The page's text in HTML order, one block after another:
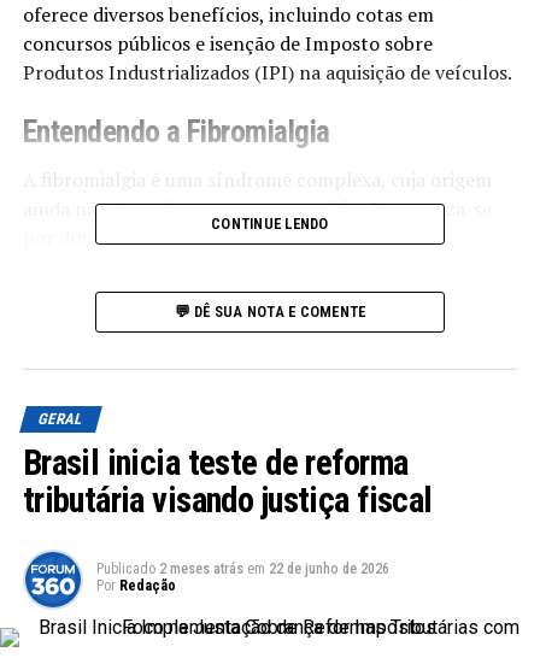
oferece diversos benefícios, incluindo cotas em
concursos públicos e isenção de Imposto sobre
Produtos Industrializados (IPI) na aquisição de veículos.
Entendendo a Fibromialgia
ainda não é totalmente compreendida. Caracteriza-se
por dor crônica nos músculos e articulações,
ansiedade, depressão e tontura. A condição impacta
significativamente a qualidade de vida dos afetados,
Para que a fibromialgia seja reconhecida como
deficiência, é essencial que haja uma avaliação
individualizada por uma equipe multidisciplinar. Médicos
e psicólogos devem atestar a limitação do paciente em
realizar suas atividades diárias e participar da sociedade
em igualdade de condições.
Alterações na Legislação
CONTINUE LENDO
💬 DÊ SUA NOTA E COMENTE
GERAL
Brasil inicia teste de reforma
tributária visando justiça fiscal
Publicado 2 meses atrás em 22 de junho de 2026
Por Redação